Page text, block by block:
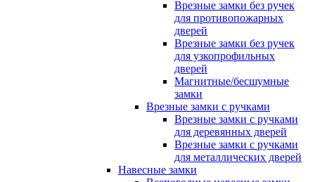
Врезные замки без ручек
для противопожарных
дверей
Врезные замки без ручек
для узкопрофильных
дверей
Магнитные/бесшумные
замки
Врезные замки с ручками
Врезные замки с ручками
для деревянных дверей
Врезные замки с ручками
для металлических дверей
Навесные замки